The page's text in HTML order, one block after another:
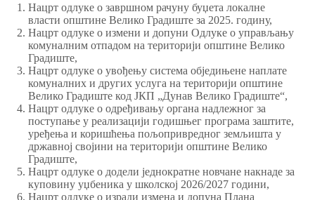
Нацрт одлуке о завршном рачуну буџета локалне
власти општине Велико Градиште за 2025. годину,
Нацрт одлуке о измени и допуни Одлуке о управљању
комуналним отпадом на територији општине Велико
Градиште,
Нацрт одлуке о увођењу система обједињене наплате
комуналних и других услуга на територији општине
Велико Градиште код ЈКП „Дунав Велико Градиште“,
Нацрт одлуке о одређивању органа надлежног за
поступање у реализацији годишњег програма заштите,
уређења и коришћења пољопривредног земљишта у
државној својини на територији општине Велико
Градиште,
Нацрт oдлуке о додели једнократне новчане накнаде за
куповину уџбеника у школској 2026/2027 години,
Нацрт одлуке о изради измена и допуна Плана